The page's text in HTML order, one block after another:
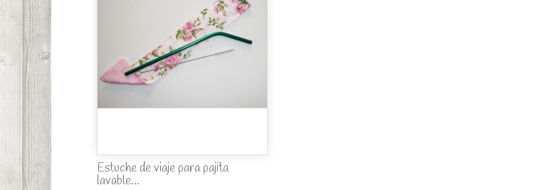
Estuche de viaje para pajita
lavable...